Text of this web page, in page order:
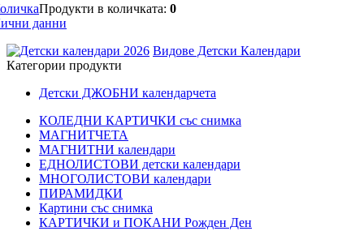
Продукти в количката: 0
данни
Видове Детски Календари
Категории продукти
Детски ДЖОБНИ календарчета
КОЛЕДНИ КАРТИЧКИ със снимка
МАГНИТЧЕТА
МАГНИТНИ календари
ЕДНОЛИСТОВИ детски календари
МНОГОЛИСТОВИ календари
ПИРАМИДКИ
Картини със снимка
КАРТИЧКИ и ПОКАНИ Рожден Ден